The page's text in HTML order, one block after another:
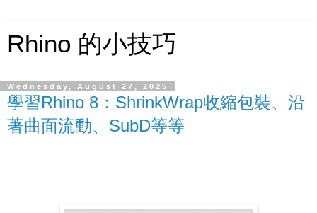
Rhino 的小技巧
Wednesday, August 27, 2025
學習Rhino 8：ShrinkWrap收縮包裝、沿
著曲面流動、SubD等等